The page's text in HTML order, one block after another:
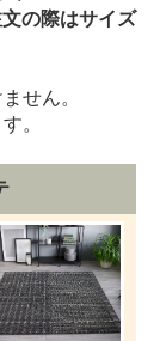
の際はサイズ
せん。
。